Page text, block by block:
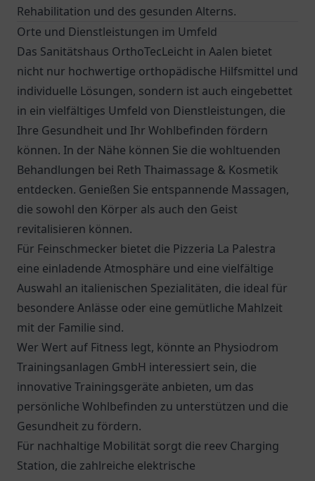
Rehabilitation und des gesunden Alterns.
Orte und Dienstleistungen im Umfeld
Das Sanitätshaus OrthoTecLeicht in Aalen bietet
nicht nur hochwertige orthopädische Hilfsmittel und
individuelle Lösungen, sondern ist auch eingebettet
in ein vielfältiges Umfeld von Dienstleistungen, die
Ihre Gesundheit und Ihr Wohlbefinden fördern
können. In der Nähe können Sie die wohltuenden
Behandlungen bei Reth Thaimassage & Kosmetik
entdecken. Genießen Sie entspannende Massagen,
die sowohl den Körper als auch den Geist
revitalisieren können.
Für Feinschmecker bietet die Pizzeria La Palestra
eine einladende Atmosphäre und eine vielfältige
Auswahl an italienischen Spezialitäten, die ideal für
besondere Anlässe oder eine gemütliche Mahlzeit
mit der Familie sind.
Wer Wert auf Fitness legt, könnte an Physiodrom
Trainingsanlagen GmbH interessiert sein, die
innovative Trainingsgeräte anbieten, um das
persönliche Wohlbefinden zu unterstützen und die
Gesundheit zu fördern.
Für nachhaltige Mobilität sorgt die reev Charging
Station, die zahlreiche elektrische